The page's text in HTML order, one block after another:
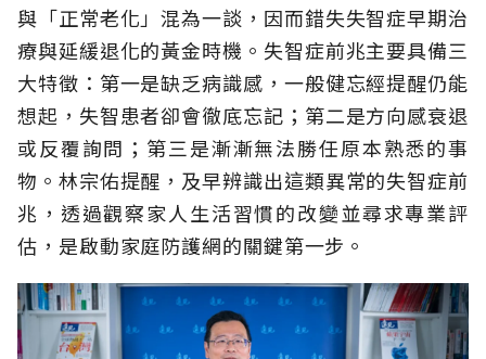
與「正常老化」混為一談，因而錯失失智症早期治
療與延緩退化的黃金時機。失智症前兆主要具備三
大特徵：第一是缺乏病識感，一般健忘經提醒仍能
想起，失智患者卻會徹底忘記；第二是方向感衰退
或反覆詢問；第三是漸漸無法勝任原本熟悉的事
物。林宗佑提醒，及早辨識出這類異常的失智症前
兆，透過觀察家人生活習慣的改變並尋求專業評
估，是啟動家庭防護網的關鍵第一步。